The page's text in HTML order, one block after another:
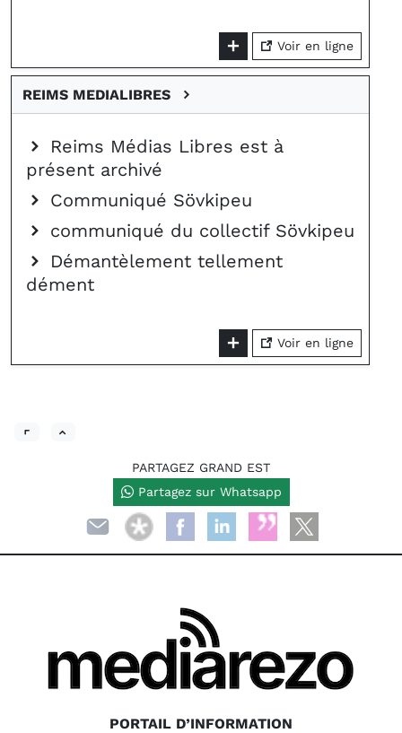
Voir en ligne
REIMS MEDIALIBRES
Reims Médias Libres est à
présent archivé
Communiqué Sövkipeu
communiqué du collectif Sövkipeu
Démantèlement tellement
dément
Voir en ligne
PARTAGEZ GRAND EST
Partagez sur Whatsapp
PORTAIL D’INFORMATION